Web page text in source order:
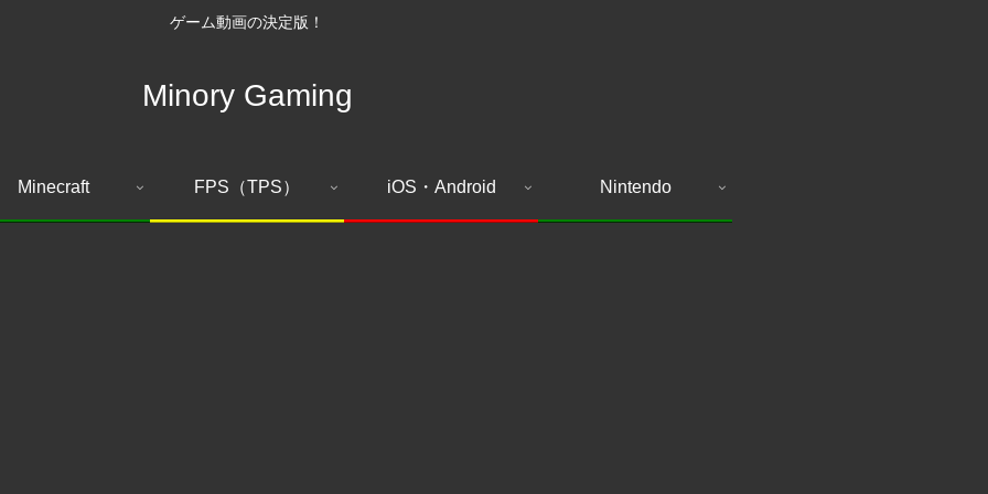
ゲーム動画の決定版！
Minory Gaming
Minecraft FPS（TPS） iOS・Android Nintendo